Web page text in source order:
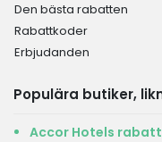
Den bästa rabatten
Rabattkoder
Erbjudanden
Populära butiker,
Accor Hotels